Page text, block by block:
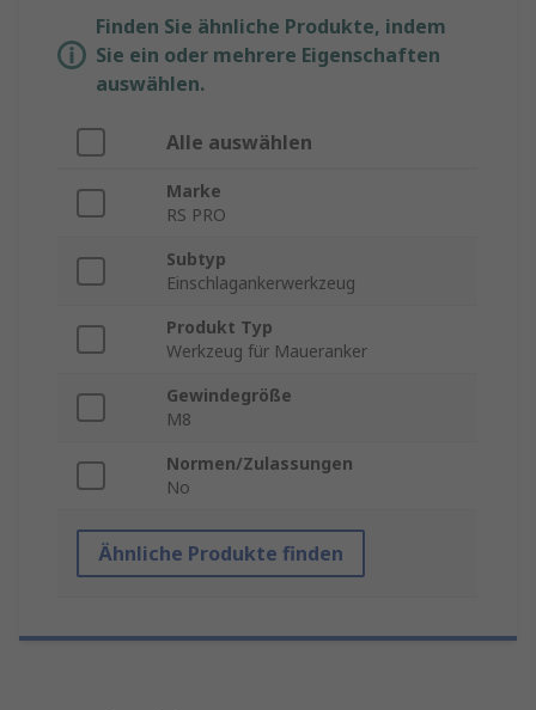
Finden Sie ähnliche Produkte, indem
Sie ein oder mehrere Eigenschaften
auswählen.
Alle auswählen
Marke
RS PRO
Subtyp
Einschlagankerwerkzeug
Produkt Typ
Werkzeug für Maueranker
Gewindegröße
M8
Normen/Zulassungen
No
Ähnliche Produkte finden